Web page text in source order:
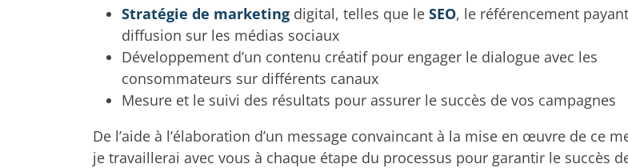
Stratégie de marketingdigital, telles que le SEO, le référencement
diffusion sur les médias sociaux
Développement d’un contenu créatif pour engager le dialogue avec les
consommateurs sur différents canaux
Mesure et le suivi des résultats pour assurer le succès de vos campagnes
De l’aide à l’élaboration d’un message convaincant à la mise en œuvre de ce
je travaillerai avec vous à chaque étape du processus pour garantir le succès